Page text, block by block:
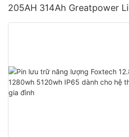
205AH 314Ah Greatpower
5120wh IP65